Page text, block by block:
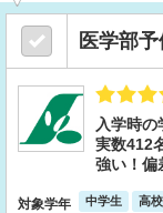
医学部予
入学時
実数412
強い！偏
対象学年 中学生 高